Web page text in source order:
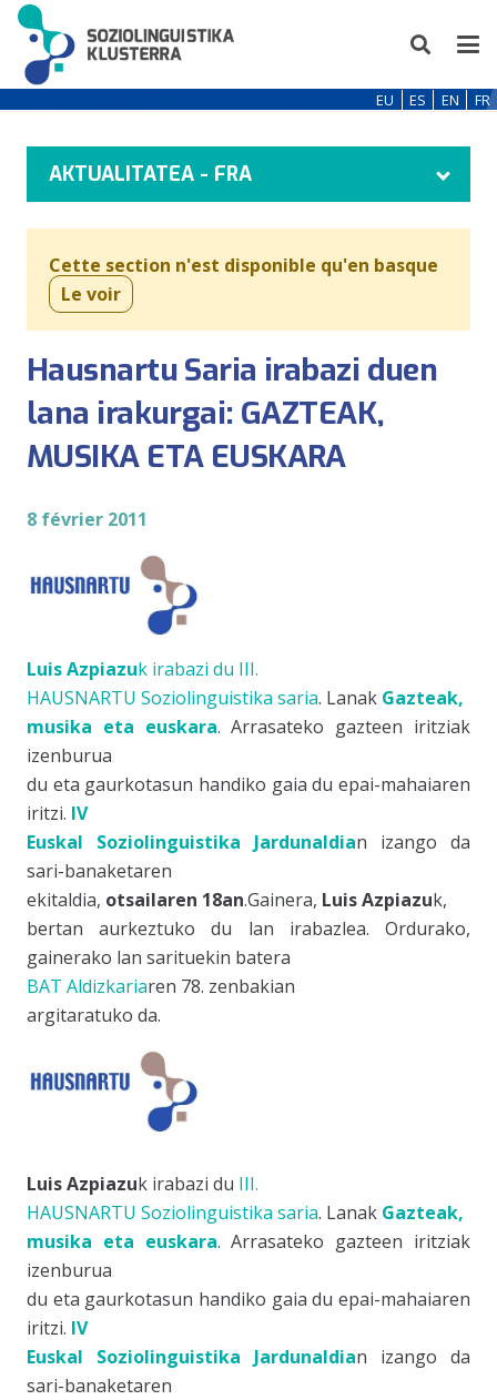
EU ES EN FR
AKTUALITATEA - FRA
Cette section n'est disponible qu'en basque
Le voir
Hausnartu Saria irabazi duen
lana irakurgai: GAZTEAK,
MUSIKA ETA EUSKARA
8 février 2011
Luis Azpiazuk irabazi du III.
HAUSNARTU Soziolinguistika saria. Lanak Gazteak,
musika eta euskara. Arrasateko gazteen iritziak
izenburua
du eta gaurkotasun handiko gaia du epai-mahaiaren
iritzi. IV
Euskal Soziolinguistika Jardunaldian izango da
sari-banaketaren
ekitaldia, otsailaren 18an.Gainera, Luis Azpiazuk,
bertan aurkeztuko du lan irabazlea. Ordurako,
gainerako lan sarituekin batera
BAT Aldizkariaren 78. zenbakian
argitaratuko da.
Luis Azpiazuk irabazi du III.
HAUSNARTU Soziolinguistika saria. Lanak Gazteak,
musika eta euskara. Arrasateko gazteen iritziak
izenburua
du eta gaurkotasun handiko gaia du epai-mahaiaren
iritzi. IV
Euskal Soziolinguistika Jardunaldian izango da
sari-banaketaren